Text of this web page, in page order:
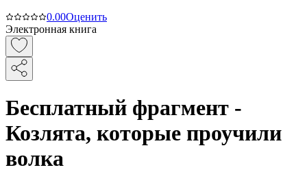
0.00Оценить
Электронная книга
Бесплатный фрагмент -
Козлята, которые проучили
волка